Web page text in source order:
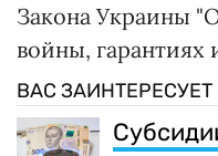
Закона Украины
войны, гарантиях
ВАС ЗАИНТЕРЕСУЕТ